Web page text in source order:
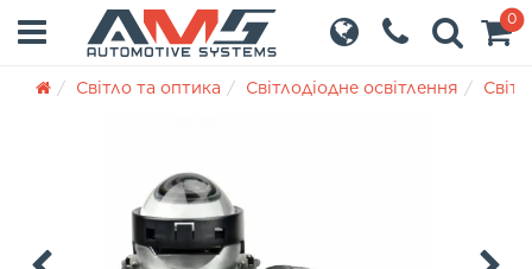
0
Світло та оптика Світлодіодне освітлення